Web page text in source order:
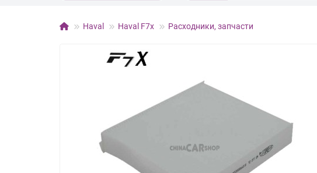
Haval Haval F7x Расходники, запчасти